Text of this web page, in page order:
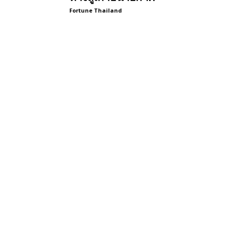
Fortune Thailand